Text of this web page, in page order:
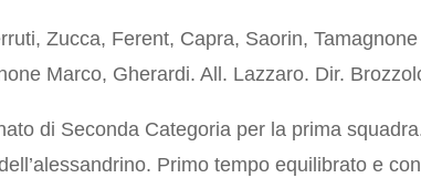
Zucca, Ferent, Capra, Saorin,
Marco, Gherardi. All. Lazzaro. Dir.
di Seconda Categoria per la prima
Primo tempo equilibrato e